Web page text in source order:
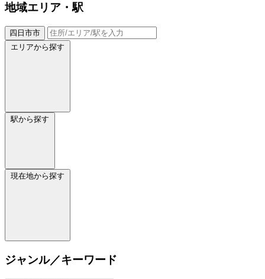
地域エリア・駅
四日市市
エリアから探す
駅から探す
現在地から探す
ジャンル／キーワード